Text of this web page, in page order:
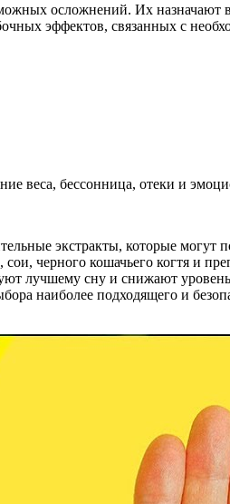
осложнений. Их назначают
эффектов, связанных с
веса, бессонница, отеки и
экстракты, которые могут
черного кошачьего когтя и
лучшему сну и снижают
наиболее подходящего и